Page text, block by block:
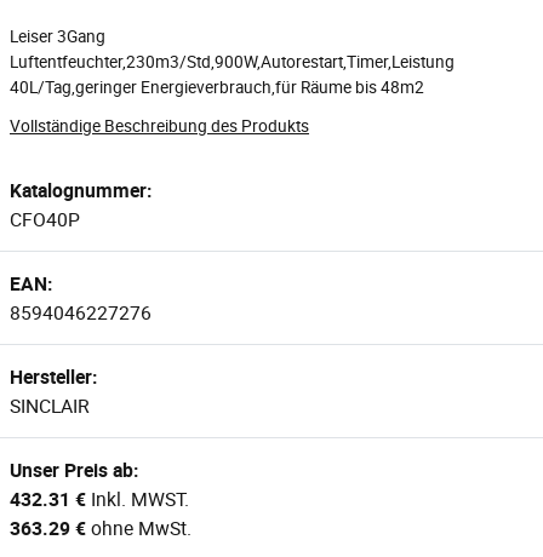
Leiser 3Gang
Luftentfeuchter,230m3/Std,900W,Autorestart,Timer,Leistung
40L/Tag,geringer Energieverbrauch,für Räume bis 48m2
Vollständige Beschreibung des Produkts
Katalognummer:
CFO40P
EAN:
8594046227276
Hersteller:
SINCLAIR
Unser Preis ab:
432.31 € Inkl. MWST.
363.29 €ohne MwSt.